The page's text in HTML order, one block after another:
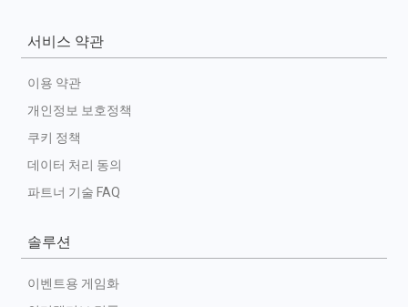
서비스 약관
이용 약관
개인정보 보호정책
쿠키 정책
데이터 처리 동의
파트너 기술 FAQ
솔루션
이벤트용 게임화